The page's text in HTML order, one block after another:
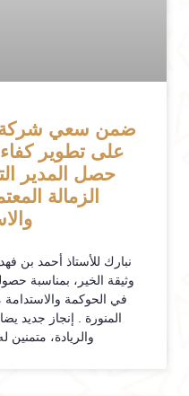
ضمن سعي شركة
على تطوير
حصل المدير
الزمالة
نبارك للأستاذ أحمد بن
وثيقة الخير، بمناسبة
في الحوكمة والاستدامة
المنورة . إنجاز جديد
والريادة، متمنين